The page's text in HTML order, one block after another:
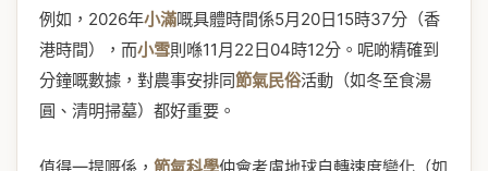
例如，2026年小滿嘅具體時間係5月20日15時37分（香
港時間），而小雪則喺11月22日04時12分。呢啲精確到
分鐘嘅數據，對農事安排同節氣民俗活動（如冬至食湯
圓、清明掃墓）都好重要。
值得一提嘅係， 節氣科學仲會考慮地球自轉速度變化（如